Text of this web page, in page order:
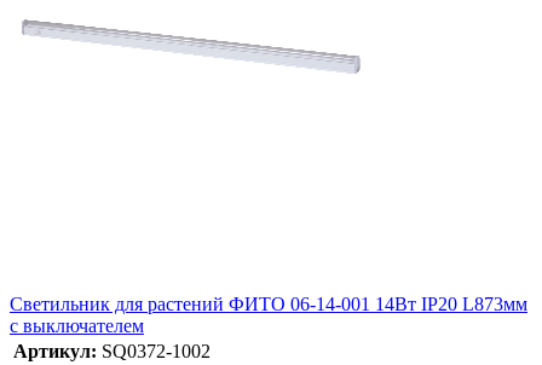
Светильник для растений ФИТО 06-14-001 14Вт IP20 L873мм
с выключателем
Артикул: SQ0372-1002